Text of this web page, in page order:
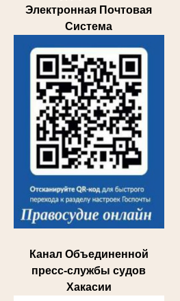
Электронная Почтовая
Система
Канал Объединенной
пресс-службы судов
Хакасии